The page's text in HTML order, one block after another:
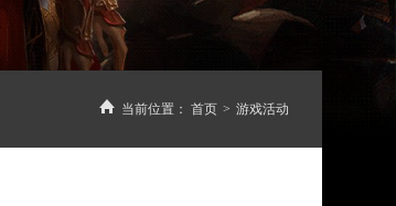
当前位置： 首页 > 游戏活动